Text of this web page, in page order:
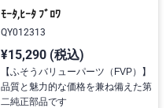
ﾓｰﾀ,ﾋｰﾀ ﾌﾞﾛﾜ
QY012313
¥15,290 (税込)
【ふそうバリューパーツ（FVP）】
品質と魅力的な価格を兼ね備えた第
二純正部品です